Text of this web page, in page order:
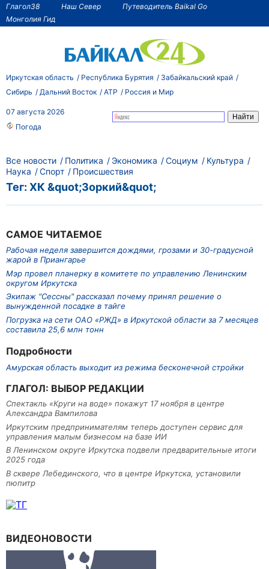
Глагол38 Наш Север
Путеводитель Baikal Go
Монголия Гид
Иркутская область Республика Бурятия
Забайкальский край
Сибирь
Дальний Восток АТР Россия и Мир
07 августа 2026
Погода
САМОЕ ЧИТАЕМОЕ
Рабочая неделя завершится дождями, грозами и 30-градусной
жарой в Приангарье
Мэр провел планерку в комитете по управлению Ленинским
округом Иркутска
Экипаж "Сессны" рассказал почему принял решение о
вынужденной посадке в тайге
Погрузка на сети ОАО «РЖД» в Иркутской области за 7 месяцев
составила 25,6 млн тонн
Подробности
Амурская область выходит из режима бесконечной стройки
ГЛАГОЛ: ВЫБОР РЕДАКЦИИ
Спектакль «Круги на воде» покажут 17 ноября в центре
Александра Вампилова
Иркутским предпринимателям теперь доступен сервис для
управления малым бизнесом на базе ИИ
В Ленинском округе Иркутска подвели предварительные итоги
2025 года
В сквере Лебединского, что в центре Иркутска, установили
пюпитр
Все новости Политика Экономика Социум
Культура
Наука
Спорт Происшествия
Тег: ХК &quot;Зоркий&quot;
ВИДЕОНОВОСТИ